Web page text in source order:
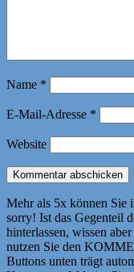
Name *
E-Mail-Adresse *
Website
Mehr als 5x können Sie
sorry! Ist das Gegenteil
hinterlassen, wissen
nutzen Sie den
Buttons unten trägt